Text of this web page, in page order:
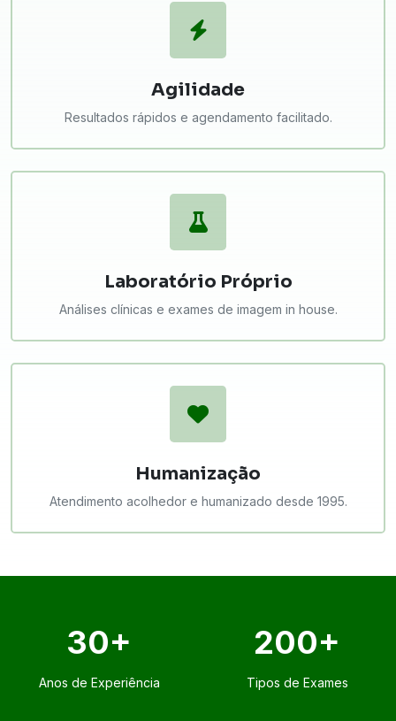
Agilidade
Resultados rápidos e agendamento facilitado.
Laboratório Próprio
Análises clínicas e exames de imagem in house.
Humanização
Atendimento acolhedor e humanizado desde 1995.
30+
Anos de Experiência
200+
Tipos de Exames